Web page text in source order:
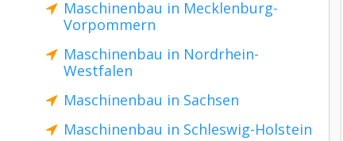
Maschinenbau in Mecklenburg-
Vorpommern
Maschinenbau in Nordrhein-
Westfalen
Maschinenbau in Sachsen
Maschinenbau in Schleswig-Holstein